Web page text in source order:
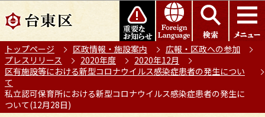
の
ー
ジ
の
先
頭
このページの本文へ移動
トップページ 区政情報・施設案内
広報・区政への参加
プレスリリース
2020年度
2020年12月
区有施設等における新型コロナウイルス感染症患者の発生につい
て
私立認可保育所における新型コロナウイルス感染症患者の発生に
ついて(12月28日)